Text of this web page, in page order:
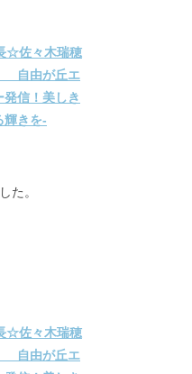
た。